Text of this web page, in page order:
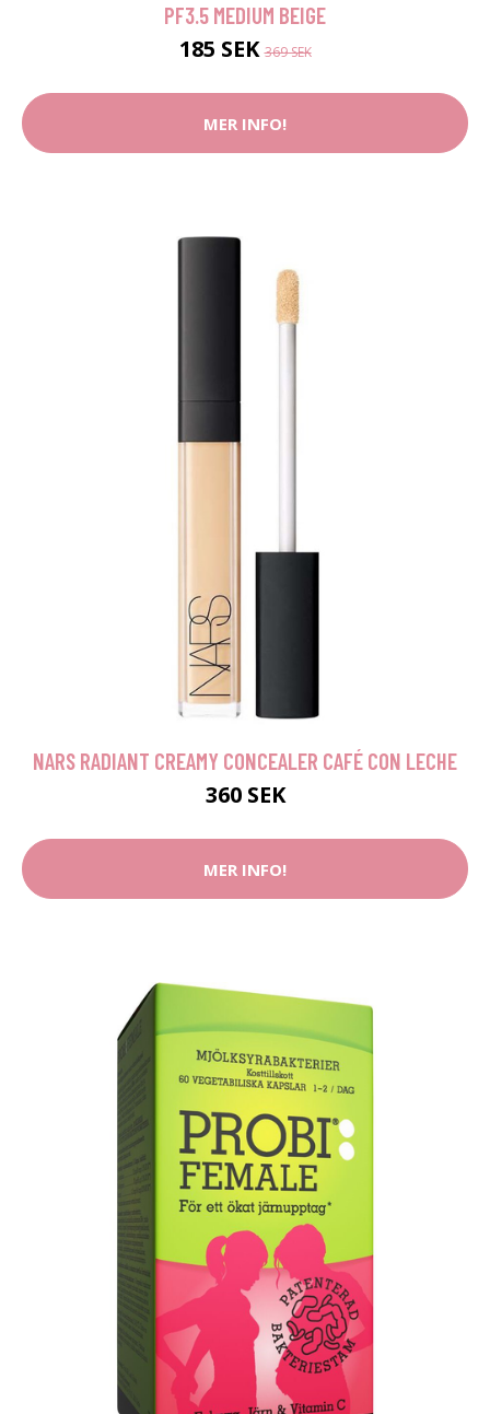
PF3.5 MEDIUM BEIGE
185 SEK369 SEK
MER INFO!
NARS RADIANT CREAMY CONCEALER CAFÉ CON LECHE
360 SEK
MER INFO!